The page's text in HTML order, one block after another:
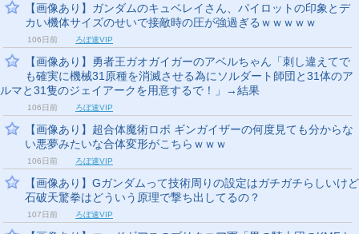
【画像あり】ガンダムのキュベレイさん、パイロットの印象とデ
カい機体サイズのせいで接敵時の圧が強過ぎるｗｗｗｗｗ
106日前 ろぼ速VIP
【画像あり】勇者王ガオガイガーのアベルちゃん「刺し違えてで
も確実に機械31原種を消滅させる為にソルダート師団と31体のア
ルマと31隻のジェイアークを用意するで！」→結果
106日前 ろぼ速VIP
【画像あり】超合体魔術ロボ ギンガイザーの何度見ても分からな
い悪夢みたいな合体変形がこちらｗｗｗ
106日前 ろぼ速VIP
【画像あり】Gガンダムって技術周りの設定はガチガチらしいけど
石破天驚拳はどういう原理で撃ち出してるの？
107日前 ろぼ速VIP